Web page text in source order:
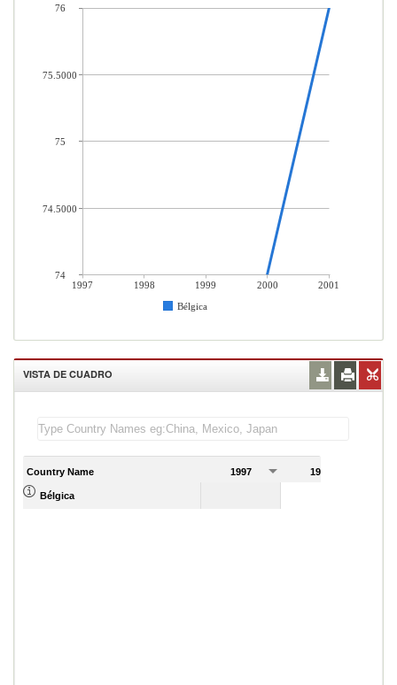
1997 1998 1999 2000
2001
Bélgica
76
75.5000
75
74.5000
74
VISTA DE CUADRO
Country Name 1997 1998
Bélgica